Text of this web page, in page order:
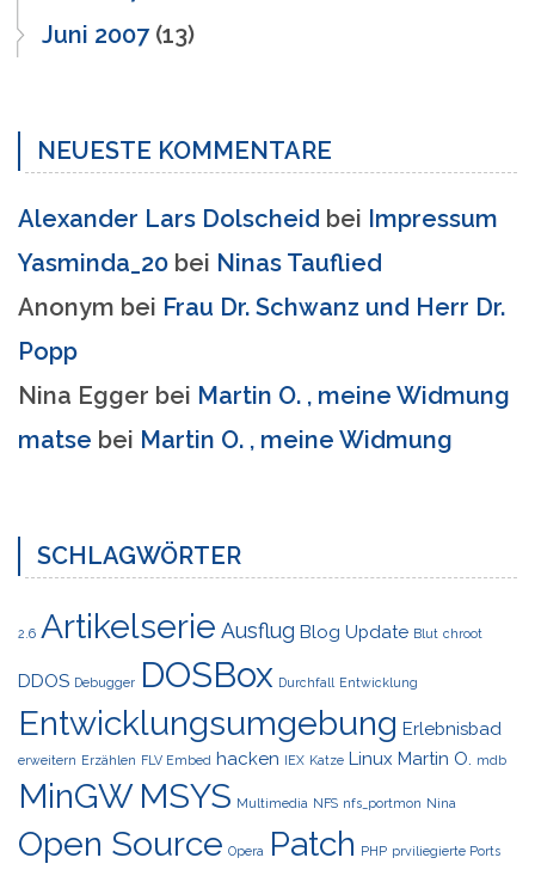
Juni 2007(13)
NEUESTE KOMMENTARE
Alexander Lars Dolscheid bei Impressum
Yasminda_20 bei Ninas Tauflied
Anonym bei Frau Dr. Schwanz und Herr Dr.
Popp
Nina Egger bei Martin O. , meine Widmung
matse bei Martin O. , meine Widmung
SCHLAGWÖRTER
2.6 Artikelserie Ausflug Blog Update Blut chroot
DDOS Debugger DOSBox Durchfall Entwicklung
Entwicklungsumgebung Erlebnisbad
erweitern Erzählen FLV Embed hacken IEX Katze Linux Martin O. mdb
MinGW MSYS Multimedia NFS nfs_portmon Nina
Open Source Opera Patch PHP prviliegierte Ports